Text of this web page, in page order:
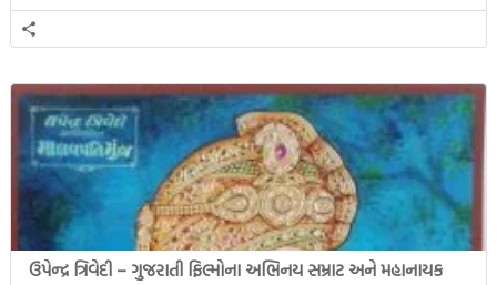
ઉપેન્દ્ર ત્રિવેદી – ગુજરાતી ફિલ્મોના અભિનય સમ્રાટ અને મહાનાયક